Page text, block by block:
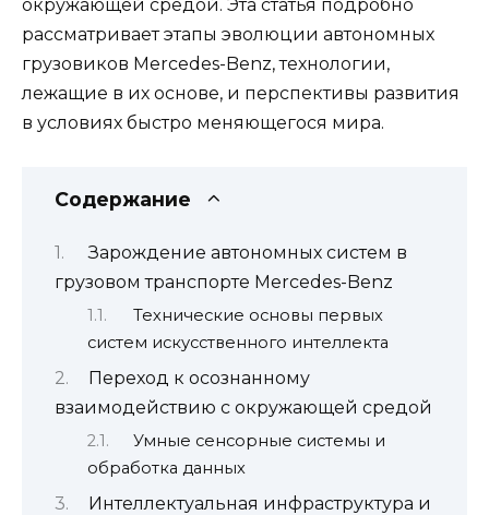
окружающей средой. Эта статья подробно
рассматривает этапы эволюции автономных
грузовиков Mercedes-Benz, технологии,
лежащие в их основе, и перспективы развития
в условиях быстро меняющегося мира.
Содержание
Зарождение автономных систем в
грузовом транспорте Mercedes-Benz
Технические основы первых
систем искусственного интеллекта
Переход к осознанному
взаимодействию с окружающей средой
Умные сенсорные системы и
обработка данных
Интеллектуальная инфраструктура и